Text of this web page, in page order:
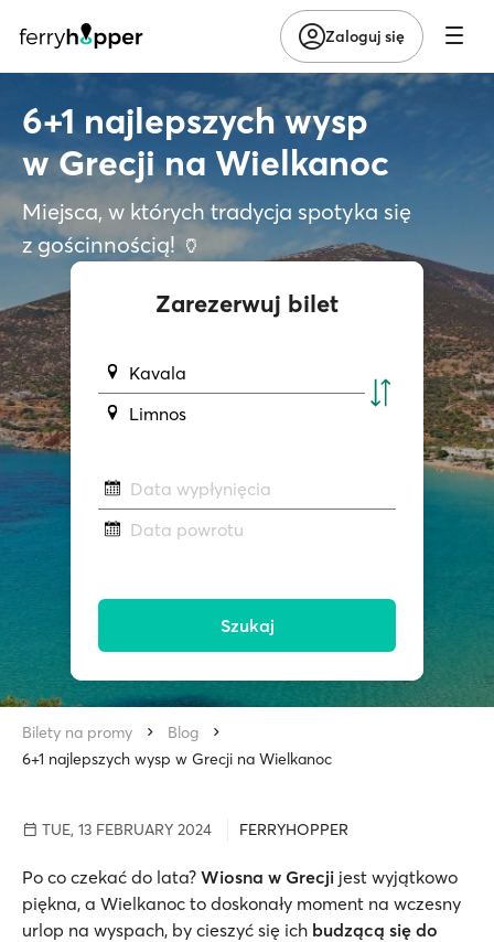
Zaloguj się
6+1 najlepszych wysp
w Grecji na Wielkanoc
Miejsca, w których tradycja spotyka się
z gościnnością! 🏺
Zarezerwuj bilet
Kavala
Limnos
Data wypłynięcia
Data powrotu
Szukaj
Bilety na promy
Blog
6+1 najlepszych wysp w Grecji na Wielkanoc
TUE, 13 FEBRUARY 2024 FERRYHOPPER
Po co czekać do lata? Wiosna w Grecji jest wyjątkowo
piękna, a Wielkanoc to doskonały moment na wczesny
urlop na wyspach, by cieszyć się ich budzącą się do